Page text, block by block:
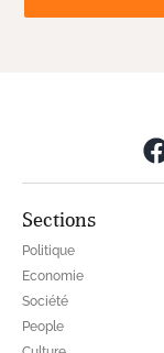
Sections
Politique
Economie
Société
People